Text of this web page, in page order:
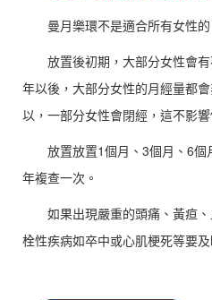
曼月樂環不是適合所有女性的
放置後初期，大部分女性會有
年以後，大部分女性的月經量都
以，一部分女性會閉經，這不影
放置放置1個月、3個月、6個
年複查一次。
如果出現嚴重的頭痛、黃疸、
栓性疾病如卒中或心肌梗死等要及